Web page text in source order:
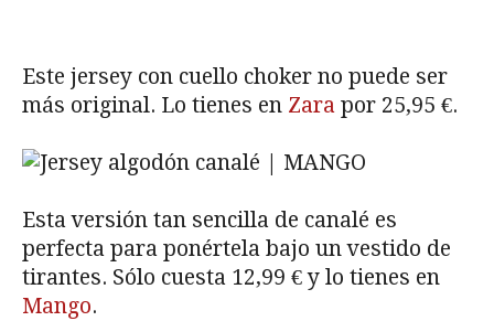
Este jersey con cuello choker no puede ser
más original. Lo tienes en Zara por 25,95 €.
Esta versión tan sencilla de canalé es
perfecta para ponértela bajo un vestido de
tirantes. Sólo cuesta 12,99 € y lo tienes en
Mango.